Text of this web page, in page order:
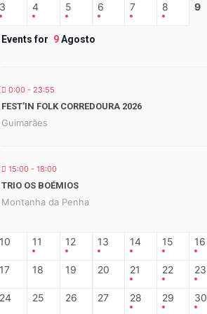
3 4 5 6 7 8 9
Events for 9Agosto
0:00 - 23:55
FEST’IN FOLK CORREDOURA 2026
Guimarães
15:00 - 18:00
TRIO OS BOÉMIOS
Montanha da Penha
10 11 12 13 14 15 16
17 18 19 20 21 22 23
24 25 26 27 28 29 30